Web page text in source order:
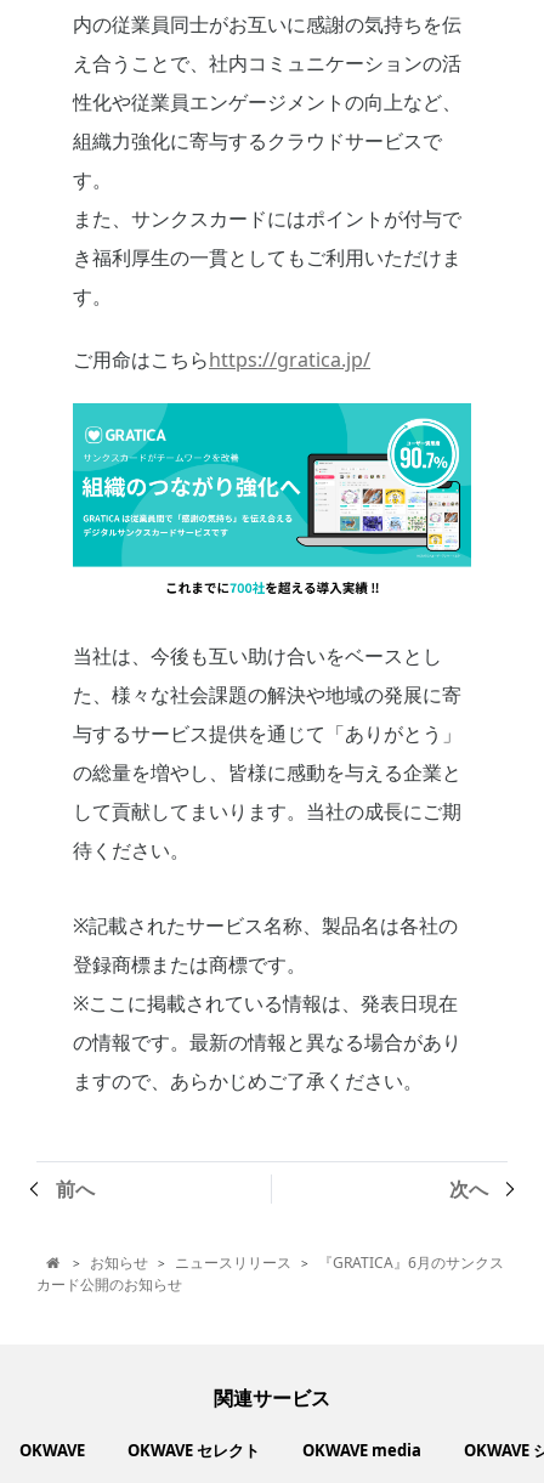
内の従業員同士がお互いに感謝の気持ちを伝
え合うことで、社内コミュニケーションの活
性化や従業員エンゲージメントの向上など、
組織力強化に寄与するクラウドサービスで
す。
また、サンクスカードにはポイントが付与で
き福利厚生の一貫としてもご利用いただけま
す。
ご用命はこちらhttps://gratica.jp/
当社は、今後も互い助け合いをベースとし
た、様々な社会課題の解決や地域の発展に寄
与するサービス提供を通じて「ありがとう」
の総量を増やし、皆様に感動を与える企業と
して貢献してまいります。当社の成長にご期
待ください。
※記載されたサービス名称、製品名は各社の
登録商標または商標です。
※ここに掲載されている情報は、発表日現在
の情報です。最新の情報と異なる場合があり
ますので、あらかじめご了承ください。
前へ 次へ
 > お知らせ > ニュースリリース >
『GRATICA』6月のサンクス
カード公開のお知らせ
関連サービス
OKWAVE OKWAVE セレクト OKWAVE media OKWAVE